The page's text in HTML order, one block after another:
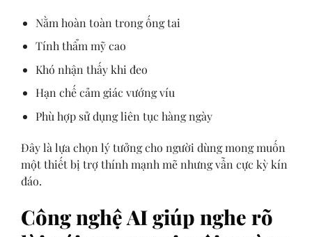
Nằm hoàn toàn trong ống tai
Tính thẩm mỹ cao
Khó nhận thấy khi đeo
Hạn chế cảm giác vướng víu
Phù hợp sử dụng liên tục hàng ngày
Đây là lựa chọn lý tưởng cho người dùng mong muốn
một thiết bị trợ thính mạnh mẽ nhưng vẫn cực kỳ kín
đáo.
Công nghệ AI giúp nghe rõ